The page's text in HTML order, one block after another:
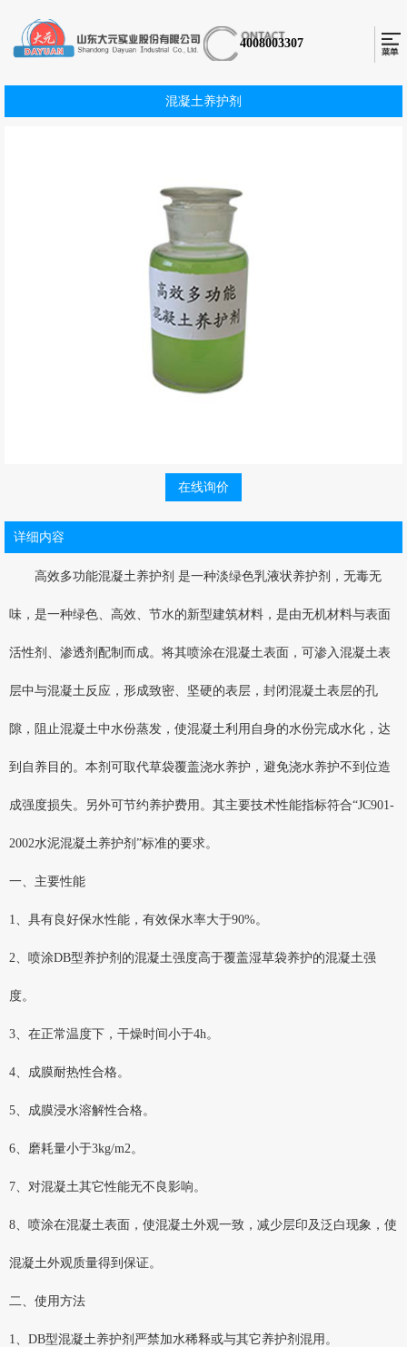
4008003307
混凝土养护剂
在线询价
详细内容
高效多功能混凝土养护剂 是一种淡绿色乳液状养护剂，无毒无
味，是一种绿色、高效、节水的新型建筑材料，是由无机材料与表面
活性剂、渗透剂配制而成。将其喷涂在混凝土表面，可渗入混凝土表
层中与混凝土反应，形成致密、坚硬的表层，封闭混凝土表层的孔
隙，阻止混凝土中水份蒸发，使混凝土利用自身的水份完成水化，达
到自养目的。本剂可取代草袋覆盖浇水养护，避免浇水养护不到位造
成强度损失。另外可节约养护费用。其主要技术性能指标符合“JC901-
2002水泥混凝土养护剂”标准的要求。
一、主要性能
1、具有良好保水性能，有效保水率大于90%。
2、喷涂DB型养护剂的混凝土强度高于覆盖湿草袋养护的混凝土强
度。
3、在正常温度下，干燥时间小于4h。
4、成膜耐热性合格。
5、成膜浸水溶解性合格。
6、磨耗量小于3kg/m2。
7、对混凝土其它性能无不良影响。
8、喷涂在混凝土表面，使混凝土外观一致，减少层印及泛白现象，使
混凝土外观质量得到保证。
二、使用方法
1、DB型混凝土养护剂严禁加水稀释或与其它养护剂混用。